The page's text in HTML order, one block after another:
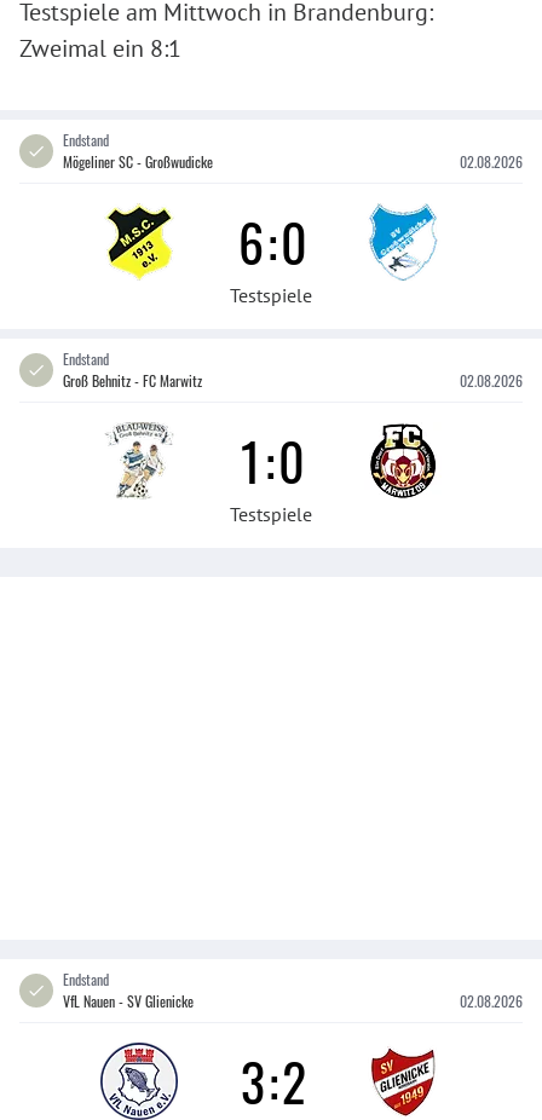
Testspiele am Mittwoch in Brandenburg:
Zweimal ein 8:1
Endstand
Mögeliner SC - Großwudicke
02.08.2026
6:0
Testspiele
Endstand
Groß Behnitz - FC Marwitz
02.08.2026
1:0
Testspiele
Endstand
VfL Nauen - SV Glienicke
02.08.2026
3:2